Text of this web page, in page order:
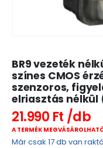
BR9 vezeték
színes CMOS
szenzoros,
elriasztás nélkül
21.990 Ft
A TERMÉK
Már csak 17 db van